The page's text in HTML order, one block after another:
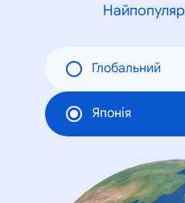
Глобальний
Японія